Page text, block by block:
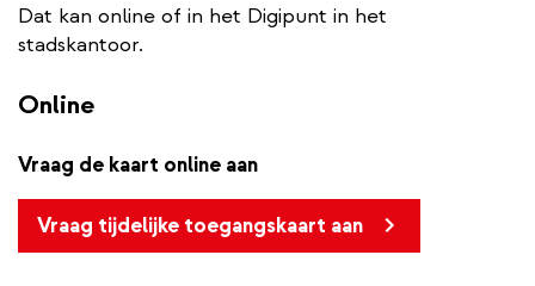
Dat kan online of in het Digipunt in het
stadskantoor.
Online
Vraag de kaart online aan
Vraag tijdelijke toegangskaart aan